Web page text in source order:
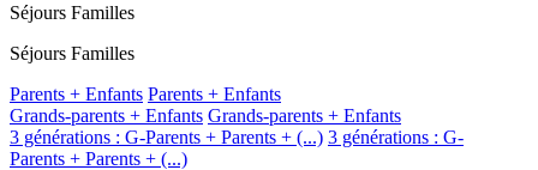
Séjours Familles
Séjours Familles
Parents + Enfants Parents + Enfants
Grands-parents + Enfants Grands-parents + Enfants
3 générations : G-Parents + Parents + (...) 3 générations : G-
Parents + Parents + (...)